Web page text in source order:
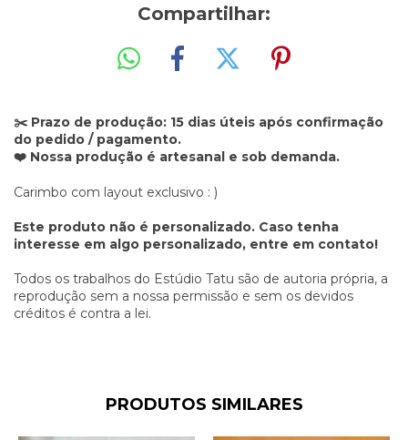
Compartilhar:
✂️ Prazo de produção: 15 dias úteis após confirmação
do pedido / pagamento.
❤️ Nossa produção é artesanal e sob demanda.
Carimbo com layout exclusivo : )
Este produto não é personalizado. Caso tenha
interesse em algo personalizado, entre em contato!
Todos os trabalhos do Estúdio Tatu são de autoria própria, a
reprodução sem a nossa permissão e sem os devidos
créditos é contra a lei.
PRODUTOS SIMILARES